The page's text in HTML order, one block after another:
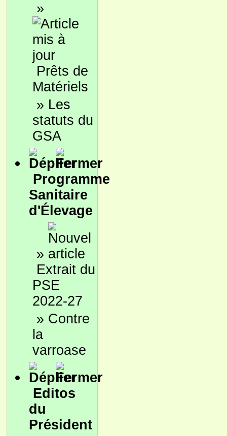
»
Prêts de
Matériels
» Les
statuts du
GSA
Programme
Sanitaire
d'Élevage
»
Extrait du
PSE
2022-27
» Contre
la
varroase
Editos
du
Président